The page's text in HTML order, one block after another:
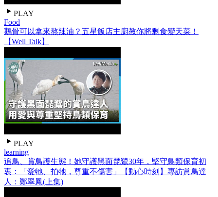
PLAY
Food
鵝骨可以拿來熬辣油？五星飯店主廚教你將剩食變天菜！
【Well Talk】
PLAY
learning
追鳥、賞鳥護生態！她守護黑面琵鷺30年，堅守鳥類保育初
衷：「愛牠、拍牠，尊重不傷害」【動心時刻】專訪賞鳥達
人：鄭翠鳳(上集)